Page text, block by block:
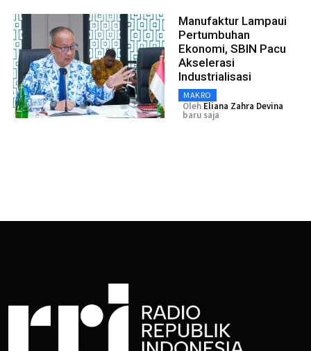
Manufaktur Lampaui
Pertumbuhan
Ekonomi, SBIN Pacu
Akselerasi
Industrialisasi
MAKRO
Oleh Eliana Zahra Devina
baru saja